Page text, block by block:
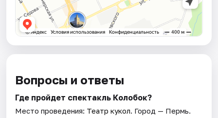
Вопросы и ответы
Где пройдет спектакль Колобок?
Место проведения: Театр кукол. Город — Пермь.